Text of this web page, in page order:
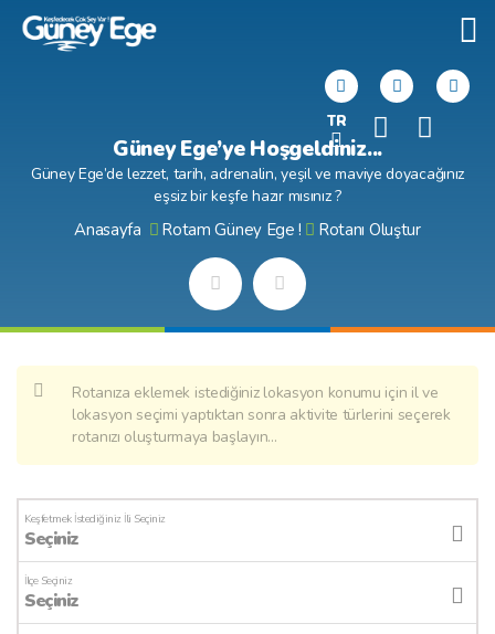
TR
Güney Ege’ye Hoşgeldiniz...
Güney Ege’de lezzet, tarih, adrenalin, yeşil ve maviye doyacağınız
eşsiz bir keşfe hazır mısınız ?
Anasayfa Rotam Güney Ege ! Rotanı Oluştur
Rotanıza eklemek istediğiniz lokasyon konumu için il ve
lokasyon seçimi yaptıktan sonra aktivite türlerini seçerek
rotanızı oluşturmaya başlayın...
Keşfetmek İstediğiniz İli Seçiniz
Seçiniz
İlçe Seçiniz
Seçiniz